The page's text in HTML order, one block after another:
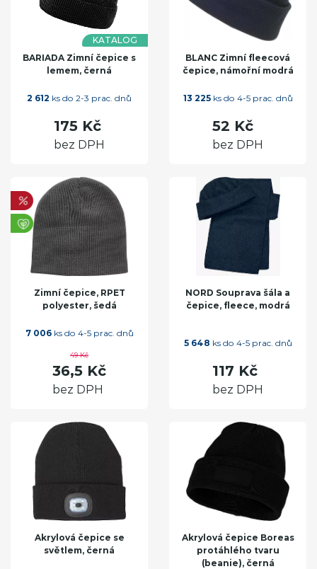
KATALOG
BARIADA Zimní čepice s
lemem, černá
2 612 ks do 2-3 prac. dnů
175 Kč
bez DPH
BLANC Zimní fleecová
čepice, námořní modrá
13 225ks do 4-5 prac. dnů
52 Kč
bez DPH
Zimní čepice, RPET
polyester, šedá
7 006ks do 4-5 prac. dnů
49 Kč
36,5 Kč
bez DPH
NORD Souprava šála a
čepice, fleece, modrá
5 648 ks do 4-5 prac. dnů
117 Kč
bez DPH
Akrylová čepice se
světlem, černá
Akrylová čepice Boreas
protáhlého tvaru
(beanie), černá